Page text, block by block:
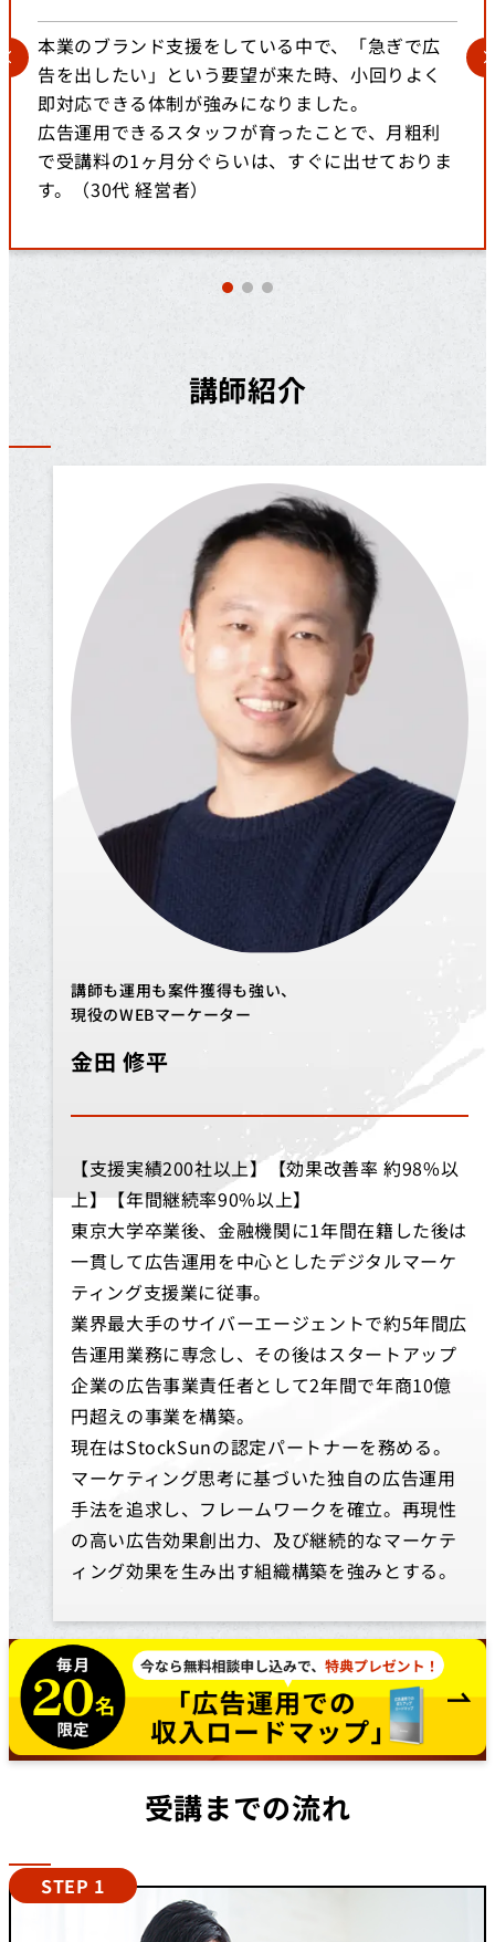
本業のブランド支援をしている中で、「急ぎで広
告を出したい」という要望が来た時、小回りよく
即対応できる体制が強みになりました。
広告運用できるスタッフが育ったことで、月粗利
で受講料の1ヶ月分ぐらいは、すぐに出せておりま
す。（30代 経営者）
講師紹介
講師も運用も案件獲得も強い、
現役のWEBマーケーター
金田 修平
【支援実績200社以上】【効果改善率 約98%以
上】【年間継続率90%以上】
東京大学卒業後、金融機関に1年間在籍した後は
一貫して広告運用を中心としたデジタルマーケ
ティング支援業に従事。
業界最大手のサイバーエージェントで約5年間広
告運用業務に専念し、その後はスタートアップ
企業の広告事業責任者として2年間で年商10億
円超えの事業を構築。
現在はStockSunの認定パートナーを務める。
マーケティング思考に基づいた独自の広告運用
手法を追求し、フレームワークを確立。再現性
の高い広告効果創出力、及び継続的なマーケテ
ィング効果を生み出す組織構築を強みとする。
受講までの流れ
STEP 1